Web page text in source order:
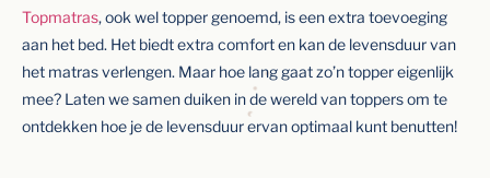
Topmatras, ook wel topper genoemd, is een extra toevoeging
aan het bed. Het biedt extra comfort en kan de levensduur van
het matras verlengen. Maar hoe lang gaat zo’n topper eigenlijk
mee? Laten we samen duiken in de wereld van toppers om te
ontdekken hoe je de levensduur ervan optimaal kunt benutten!